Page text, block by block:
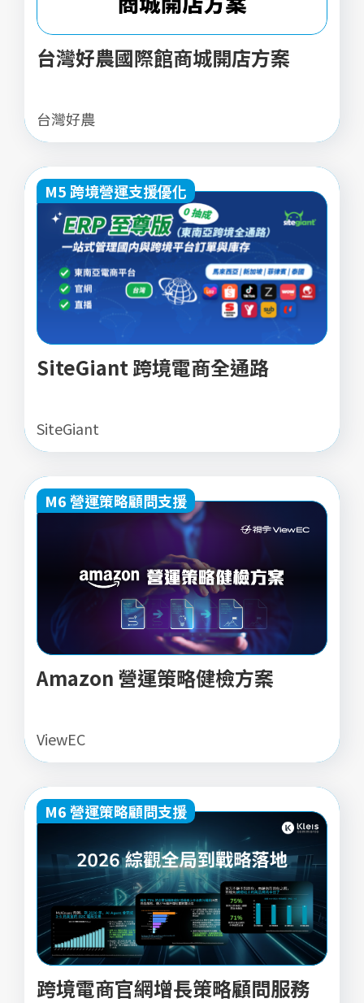
台灣好農國際館商城開店方案
台灣好農
M5 跨境營運支援優化
SiteGiant 跨境電商全通路
SiteGiant
M6 營運策略顧問支援
Amazon 營運策略健檢方案
ViewEC
M6 營運策略顧問支援
跨境電商官網增長策略顧問服務